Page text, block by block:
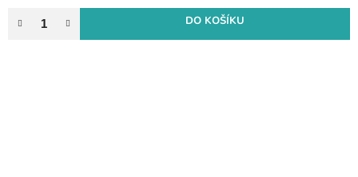
DO KOŠÍKU